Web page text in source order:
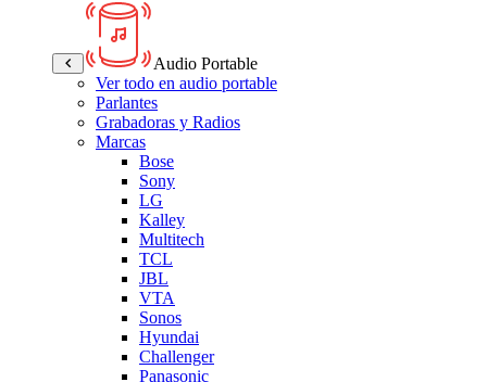
Audio Portable
Ver todo en audio portable
Parlantes
Grabadoras y Radios
Marcas
Bose
Sony
LG
Kalley
Multitech
TCL
JBL
VTA
Sonos
Hyundai
Challenger
Panasonic